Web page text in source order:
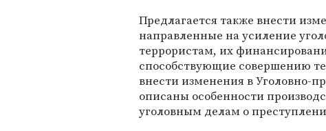
Предлагается также внести
направленные на усиление
террористам, их
способствующие совершению
внести изменения в Уголовно-
описаны особенности
уголовным делам о